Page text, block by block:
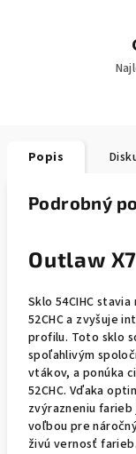
Popis
Podrobný
Outlaw
Sklo 54CIHC
52CHC a zvyšuje
profilu. Toto sklo
spoľahlivým
vtákov, a ponúka
52CHC. Vďaka
zvýrazneniu farieb
voľbou pre
živú vernosť farieb.